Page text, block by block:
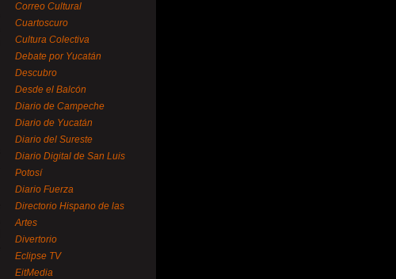
Correo Cultural
Cuartoscuro
Cultura Colectiva
Debate por Yucatán
Descubro
Desde el Balcón
Diario de Campeche
Diario de Yucatán
Diario del Sureste
Diario Digital de San Luis
Potosí
Diario Fuerza
Directorio Hispano de las
Artes
Divertorio
Eclipse TV
EitMedia